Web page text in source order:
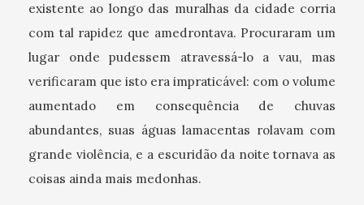
existente ao longo das muralhas da cidade corria
com tal rapidez que amedrontava. Procuraram um
lugar onde pudessem atravessá-lo a vau, mas
verificaram que isto era impraticável: com o volume
aumentado em consequência de chuvas
abundantes, suas águas lamacentas rolavam com
grande violência, e a escuridão da noite tornava as
coisas ainda mais medonhas.